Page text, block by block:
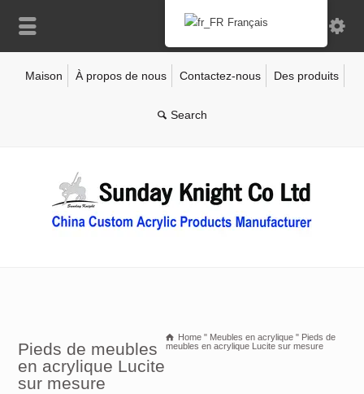
Maison À propos de nous Contactez-nous Des produits
Pieds de meubles
en acrylique Lucite
sur mesure
Home " Meubles en acrylique " Pieds de
meubles en acrylique Lucite sur mesure
Français